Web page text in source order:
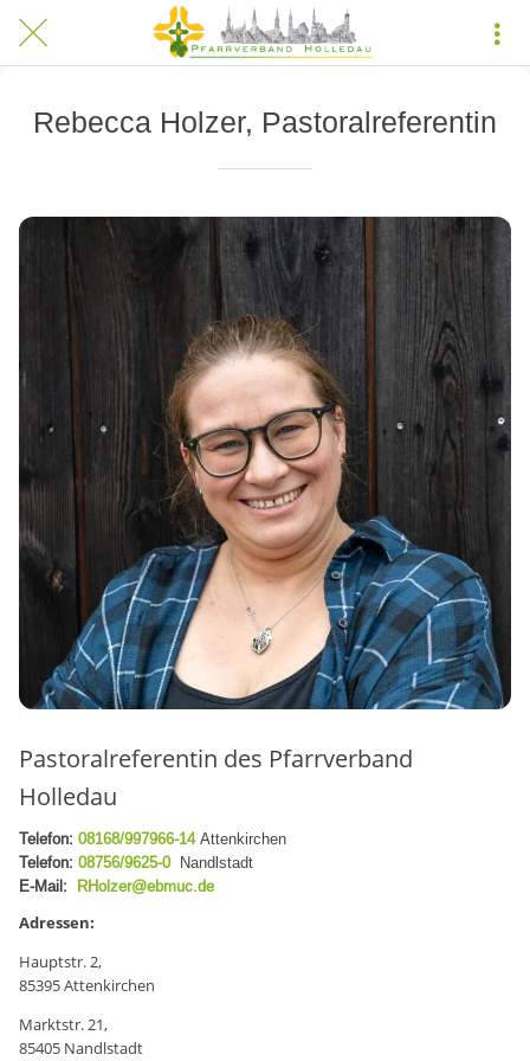
Rebecca Holzer, Pastoralreferentin
Pastoralreferentin des Pfarrverband
Holledau
Telefon: 08168/997966-14Attenkirchen
Telefon: 08756/9625-0 Nandlstadt
E-Mail:
RHolzer@ebmuc.de
Adressen:
Hauptstr. 2,
85395 Attenkirchen
Marktstr. 21,
85405 Nandlstadt